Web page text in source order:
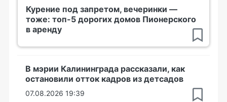
Курение под запретом, вечеринки —
тоже: топ-5 дорогих домов Пионерского
в аренду
В мэрии Калининграда рассказали, как
остановили отток кадров из детсадов
07.08.2026 19:39